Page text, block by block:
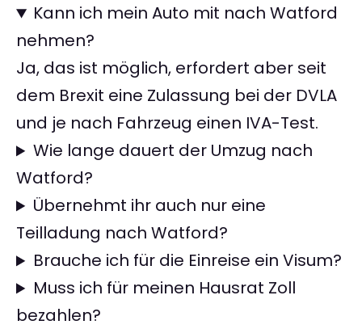
Kann ich mein Auto mit nach Watford
nehmen?
Ja, das ist möglich, erfordert aber seit
dem Brexit eine Zulassung bei der DVLA
und je nach Fahrzeug einen IVA-Test.
Wie lange dauert der Umzug nach
Watford?
Übernehmt ihr auch nur eine
Teilladung nach Watford?
Brauche ich für die Einreise ein Visum?
Muss ich für meinen Hausrat Zoll
bezahlen?